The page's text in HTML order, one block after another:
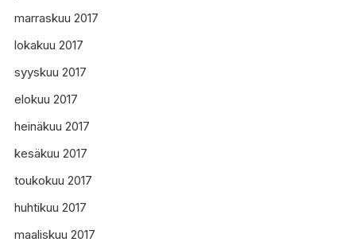
marraskuu 2017
lokakuu 2017
syyskuu 2017
elokuu 2017
heinäkuu 2017
kesäkuu 2017
toukokuu 2017
huhtikuu 2017
maaliskuu 2017